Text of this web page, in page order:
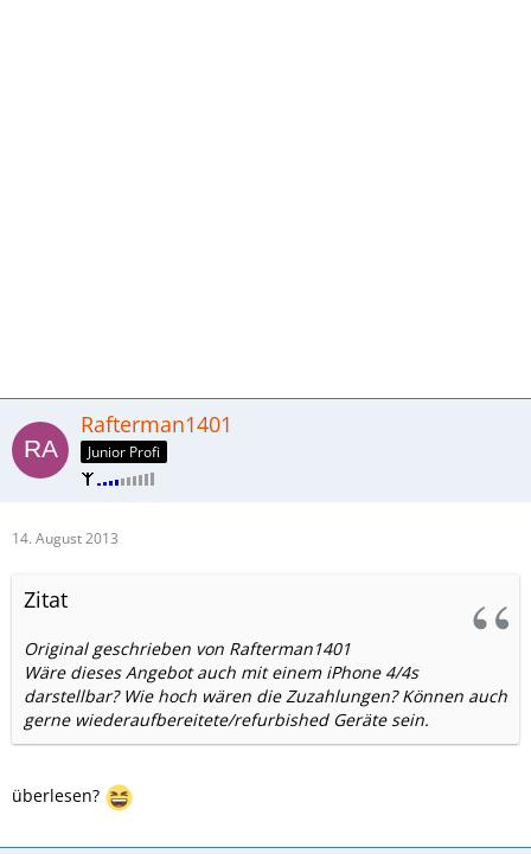
Rafterman1401
Junior Profi
14. August 2013
Zitat
Original geschrieben von Rafterman1401
Wäre dieses Angebot auch mit einem iPhone 4/4s
darstellbar? Wie hoch wären die Zuzahlungen? Können auch
gerne wiederaufbereitete/refurbished Geräte sein.
überlesen?